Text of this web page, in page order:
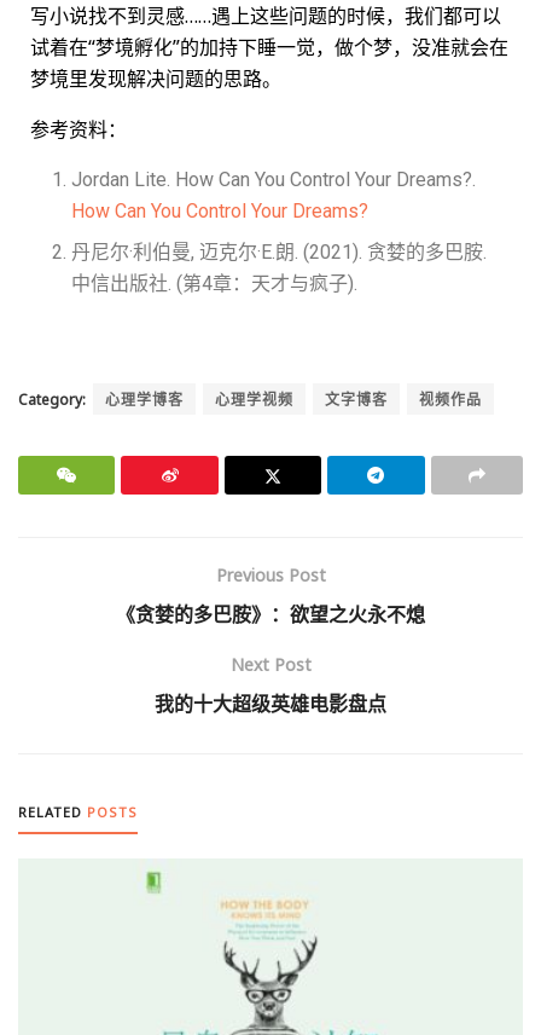
写小说找不到灵感……遇上这些问题的时候，我们都可以
试着在“梦境孵化”的加持下睡一觉，做个梦，没准就会在
梦境里发现解决问题的思路。
参考资料：
Jordan Lite. How Can You Control Your Dreams?.
How Can You Control Your Dreams?
丹尼尔·利伯曼, 迈克尔·E.朗. (2021). 贪婪的多巴胺.
中信出版社. (第4章：天才与疯子).
Category: 心理学博客 心理学视频 文字博客 视频作品
Previous Post
《贪婪的多巴胺》：欲望之火永不熄
Next Post
我的十大超级英雄电影盘点
RELATED POSTS